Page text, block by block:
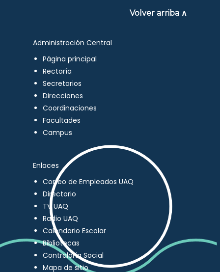
Volver arriba ∧
Administración Central
Página principal
Rectoría
Secretarios
Direcciones
Coordinaciones
Facultades
Campus
Enlaces
Correo de Empleados UAQ
Directorio
TV UAQ
Radio UAQ
Calendario Escolar
Bibliotecas
Contraloría Social
Mapa de sitio